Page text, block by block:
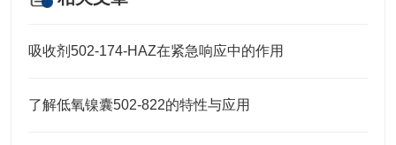
吸收剂502-174-HAZ在紧急响应中的作用
了解低氧镍囊502-822的特性与应用